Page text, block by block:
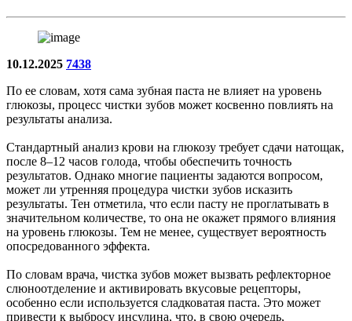
10.12.2025 7438
По ее словам, хотя сама зубная паста не влияет на уровень
глюкозы, процесс чистки зубов может косвенно повлиять на
результаты анализа.
Стандартный анализ крови на глюкозу требует сдачи натощак,
после 8–12 часов голода, чтобы обеспечить точность
результатов. Однако многие пациенты задаются вопросом,
может ли утренняя процедура чистки зубов исказить
результаты. Тен отметила, что если пасту не проглатывать в
значительном количестве, то она не окажет прямого влияния
на уровень глюкозы. Тем не менее, существует вероятность
опосредованного эффекта.
По словам врача, чистка зубов может вызвать рефлекторное
слюноотделение и активировать вкусовые рецепторы,
особенно если используется сладковатая паста. Это может
привести к выбросу инсулина, что, в свою очередь,